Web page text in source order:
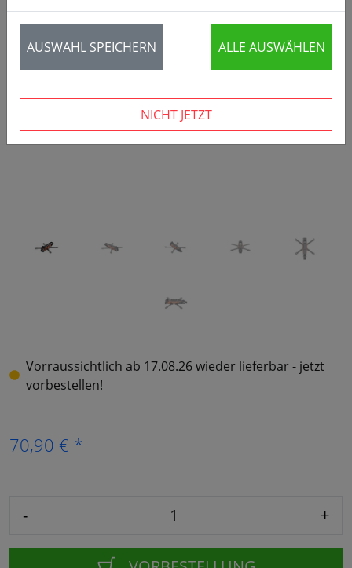
‹ ›
Vorraussichtlich ab 17.08.26 wieder lieferbar - jetzt
vorbestellen!
70,90 € *
- +
AUSWAHL SPEICHERN ALLE AUSWÄHLEN
NICHT JETZT